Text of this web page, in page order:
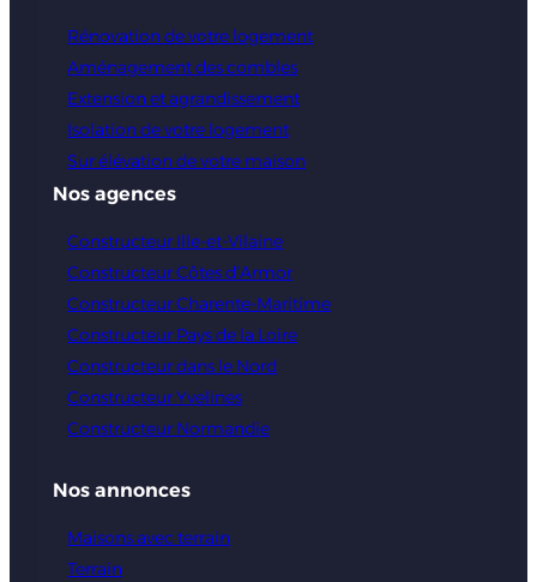
Praesent placerat, magna in vehicula vestibulum,
felis urna cursus lorem, sed vestibulum quam eros
vel libero. Vivamus commodo, odio sed fringilla
pretium, sem nulla feugiat odio, in cursus elit
dolor et ex.
Rénovation de votre logement
Aménagement des combles
Extension et agrandissement
Isolation de votre logement
Sur élévation de votre maison
Nos agences
Constructeur Ille-et-Vilaine
Constructeur Côtes d’Armor
Constructeur Charente-Maritime
Constructeur Pays de la Loire
Constructeur dans le Nord
Constructeur Yvelines
Constructeur Normandie
Nos annonces
Maisons avec terrain
Terrain